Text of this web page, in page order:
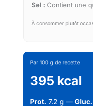
Sel : Contient une
À consommer plutôt
Par 100 g de recette
395 kcal
Prot. 7.2 g — Gluc.